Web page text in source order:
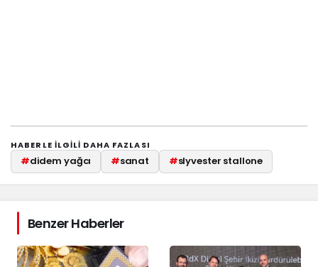
HABERLE ILGILI DAHA FAZLASI
#didem yağcı #sanat #slyvester stallone
Benzer Haberler